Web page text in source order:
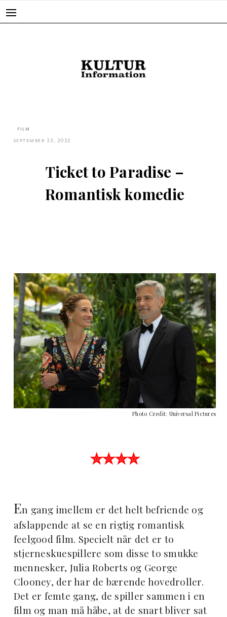
FILM
SEPTEMBER 23, 2022
Ticket to Paradise –
Romantisk komedie
Photo Credit: Universal Pictures
✮✮✮✮
En gang imellem er det helt befriende og
afslappende at se en rigtig romantisk
feelgood film. Specielt når det er to
stjerneskuespillere som disse to smukke
mennesker, Julia Roberts og George
Clooney, der har de bærende hovedroller.
Det er femte gang, de spiller sammen i en
film og man må håbe, at de snart bliver sat